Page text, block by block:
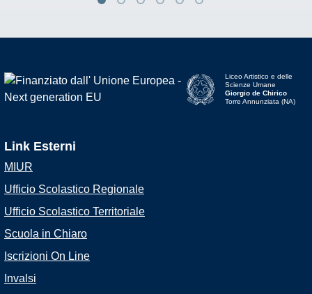
Liceo Artistico e delle
Scienze Umane
Giorgio de Chirico
Torre Annunziata (NA)
Link Esterni
MIUR
Ufficio Scolastico Regionale
Ufficio Scolastico Territoriale
Scuola in Chiaro
Iscrizioni On Line
Invalsi